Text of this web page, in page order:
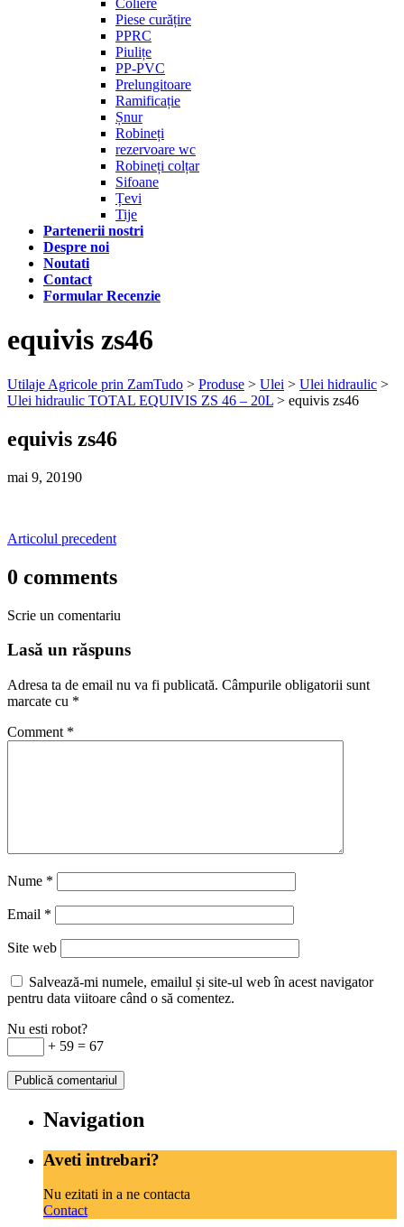
Coliere
Piese curățire
PPRC
Piulițe
PP-PVC
Prelungitoare
Ramificație
Șnur
Robineți
rezervoare wc
Robineți colțar
Sifoane
Țevi
Tije
Partenerii nostri
Despre noi
Noutati
Contact
Formular Recenzie
equivis zs46
Utilaje Agricole prin ZamTudo > Produse > Ulei > Ulei hidraulic >
Ulei hidraulic TOTAL EQUIVIS ZS 46 – 20L > equivis zs46
equivis zs46
mai 9, 20190
Articolul precedent
0 comments
Scrie un comentariu
Lasă un răspuns
Adresa ta de email nu va fi publicată. Câmpurile obligatorii sunt
marcate cu *
Comment *
Nume *
Email *
Site web
Salvează-mi numele, emailul și site-ul web în acest navigator
pentru data viitoare când o să comentez.
Nu esti robot?
+ 59 = 67
Navigation
Aveti intrebari?
Nu ezitati in a ne contacta
Contact